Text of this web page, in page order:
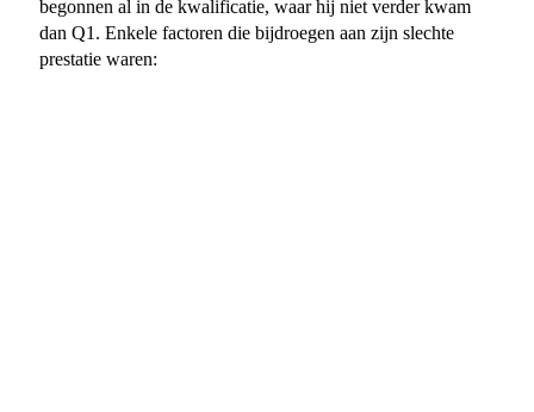
begonnen al in de kwalificatie, waar hij niet verder kwam
dan Q1. Enkele factoren die bijdroegen aan zijn slechte
prestatie waren: